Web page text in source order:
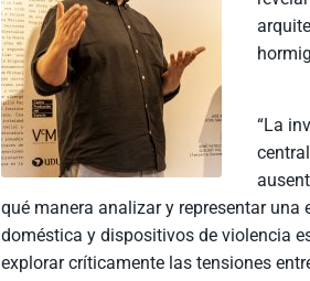
“La
qué manera analizar y representar
doméstica y dispositivos de violencia
explorar críticamente las tensiones